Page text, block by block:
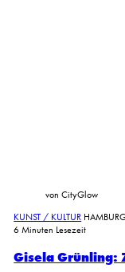
von CityGlow
KUNST / KULTUR
6 Minuten Lesezeit
Gisela Grünling: